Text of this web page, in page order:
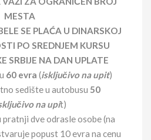
MESTA
SE PLAĆA U DINARSKOJ
PO SREDNJEM KURSU
SRBIJE NA DAN UPLATE
60 evra (isključivo na upit)
sedište u autobusu 50
na upit)
dve odrasle osobe (na
popust 10 evra na cenu